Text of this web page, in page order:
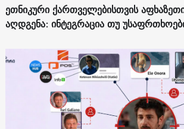
ეთნიკური ქართველებისთვის
აღდგენა: ინტეგრაცია თუ